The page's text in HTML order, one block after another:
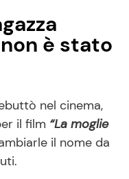
è stato
nel cinema,
il film “La moglie
il nome da